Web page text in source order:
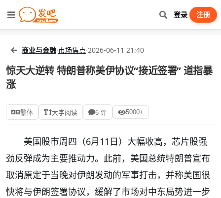
登录 注册
商业与金融·市场焦点·2026-06-11 21:40
惊天大逆转 特朗普称美伊协议“接近签署” 道指暴
涨
繁体 大字阅读 6 评 5000+
美国股市周四（6月11日）大幅收高，芯片股强
劲反弹成为主要推动力。此前，美国总统特朗普宣布
取消原定于当晚对伊朗发动的军事打击，并称美国很
快将与伊朗签署协议，缓解了市场对中东局势进一步